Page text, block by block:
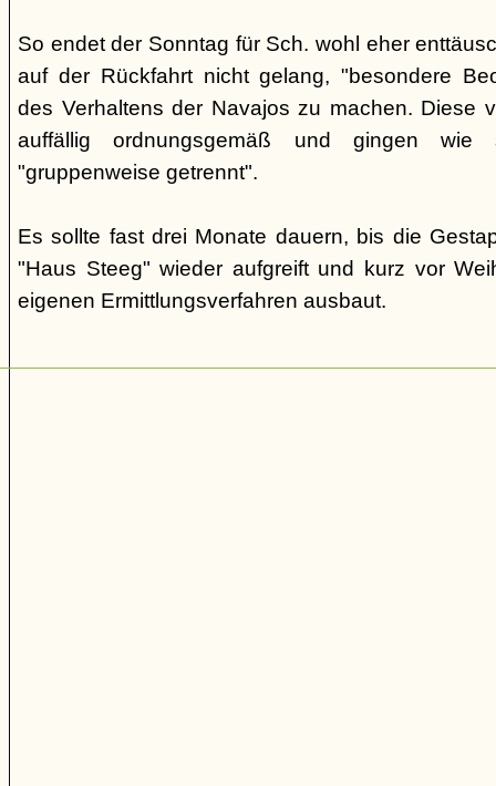
So endet der Sonntag für Sch. wohl eher
auf der Rückfahrt nicht gelang, "besondere
des Verhaltens der Navajos zu machen. Diese
auffällig ordnungsgemäß und gingen wie
"gruppenweise getrennt".
Es sollte fast drei Monate dauern, bis die
"Haus Steeg" wieder aufgreift und kurz vor
eigenen Ermittlungsverfahren ausbaut.